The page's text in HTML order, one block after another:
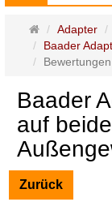
Startseite
Adapter
Baader
Bewertungen
Baader
auf
Zurück